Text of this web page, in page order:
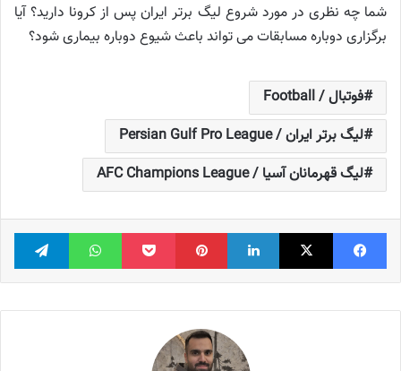
شما چه نظری در مورد شروع لیگ برتر ایران پس از کرونا دارید؟ آیا
برگزاری دوباره مسابقات می تواند باعث شیوع دوباره بیماری شود؟
فوتبال / Football
لیگ برتر ایران / Persian Gulf Pro League
لیگ قهرمانان آسیا / AFC Champions League
فیس بوک X لینکدین ‫پین‌ترست پاکت واتس آپ